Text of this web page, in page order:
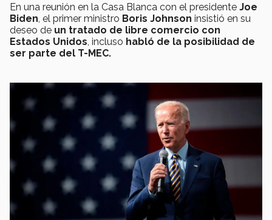
En una reunión en la Casa Blanca con el presidente Joe
Biden , el primer ministro Boris Johnson insistió en su
deseo de un tratado de libre comercio con
Estados Unidos , incluso habló de la posibilidad de
ser parte del T-MEC.